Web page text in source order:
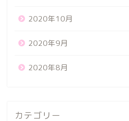
2020年10月
2020年9月
2020年8月
カテゴリー